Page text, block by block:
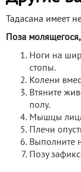
Тадасана имеет
Поза
Ноги на
стопы.
Колени
Втяните
полу.
Мышцы лица
Плечи
Выполните
Позу